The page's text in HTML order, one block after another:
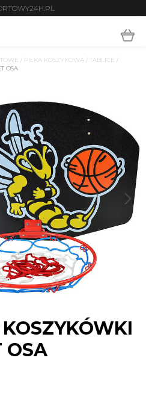
/ PIŁKA KOSZYKOWA / TABLICE /
OSA
OSA